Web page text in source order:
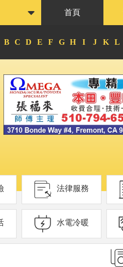
首頁
B C D E F G H I J K L
法律服務
水電冷暖